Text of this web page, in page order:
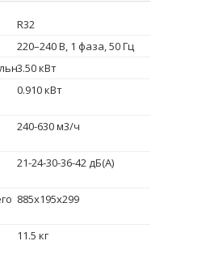
R32
220–240 B, 1 фаза, 50 Гц
3.50 кВт
0.910 кВт
240-630 м3/ч
21-24-30-36-42 дБ(А)
885x195x299
11.5 кг